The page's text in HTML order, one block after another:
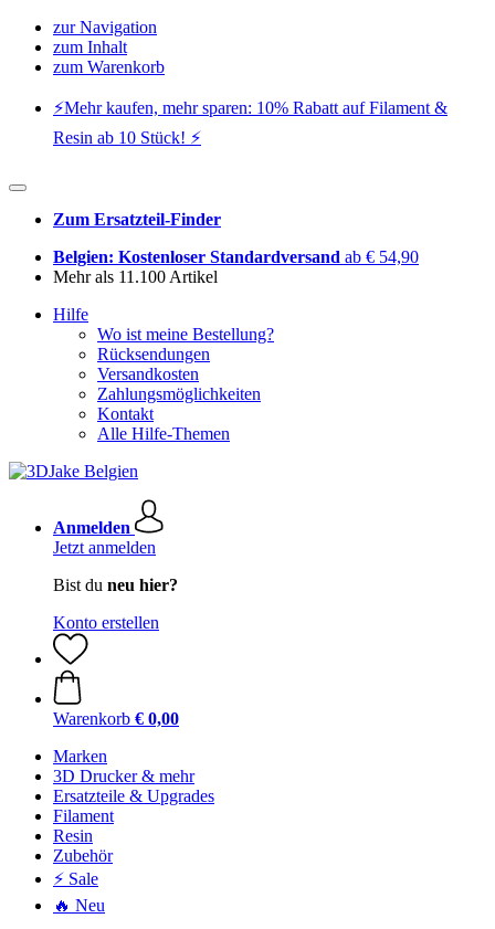
zur Navigation
zum Inhalt
zum Warenkorb
⚡️Mehr kaufen, mehr sparen: 10% Rabatt auf Filament &
Resin ab 10 Stück! ⚡️
Zum Ersatzteil-Finder
Belgien: Kostenloser Standardversand ab € 54,90
Mehr als 11.100 Artikel
Hilfe
Wo ist meine Bestellung?
Rücksendungen
Versandkosten
Zahlungsmöglichkeiten
Kontakt
Alle Hilfe-Themen
Anmelden
Jetzt anmelden
Bist du neu hier?
Konto erstellen
Warenkorb € 0,00
Marken
3D Drucker & mehr
Ersatzteile & Upgrades
Filament
Resin
Zubehör
⚡ Sale
🔥 Neu